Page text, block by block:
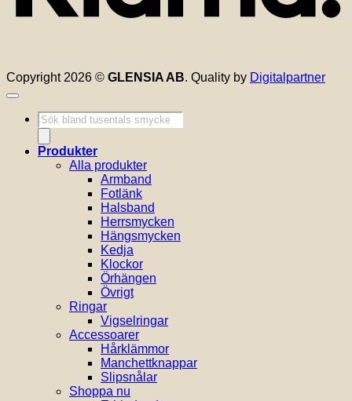
Copyright 2026 © GLENSIA AB. Quality by Digitalpartner
Produktsökning
Produkter
Alla produkter
Armband
Fotlänk
Halsband
Herrsmycken
Hängsmycken
Kedja
Klockor
Örhängen
Övrigt
Ringar
Vigselringar
Accessoarer
Hårklämmor
Manchettknappar
Slipsnålar
Shoppa nu